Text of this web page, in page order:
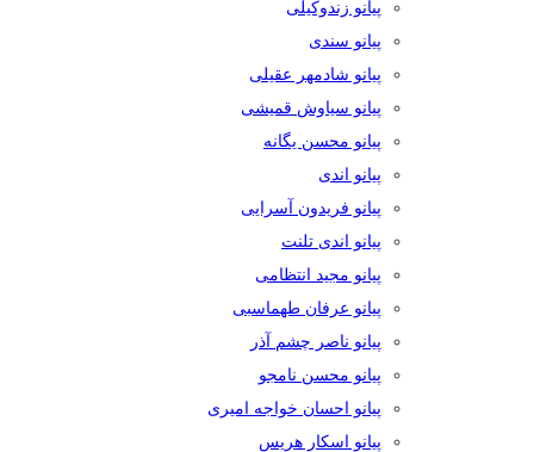
پیانو زندوکیلی
پیانو سندی
پیانو شادمهر عقیلی
پیانو سیاوش قمیشی
پیانو محسن یگانه
پیانو اندی
پیانو فریدون آسرایی
پیانو اندی تلنت
پیانو مجید انتظامی
پیانو عرفان طهماسبی
پیانو ناصر چشم آذر
پیانو محسن نامجو
پیانو احسان خواجه امیری
پیانو اسکار هریس